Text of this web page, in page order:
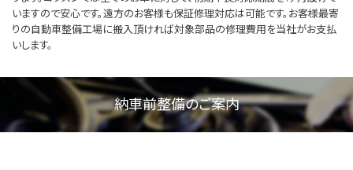
いますので安心です。遠方のお客様も保証修理対応は可能です。お客様最寄
りの自動車整備工場に搬入頂ければ対象部品の修理費用を当社がお支払
いします。
納車前整備のご案内